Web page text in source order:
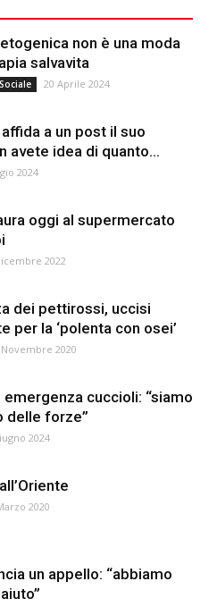
non è una moda
salvavita
20 Aprile 2024
a un post il suo
avete idea di quanto...
2024
oggi al supermercato
2022
dei pettirossi, uccisi
per la ‘polenta con osei’
Novembre 2020
cuccioli: “siamo
delle forze”
2024
2020
un appello: “abbiamo